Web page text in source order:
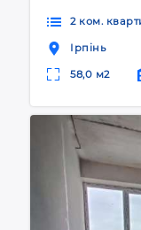
2 ком.
Ірпінь
58,0 м2